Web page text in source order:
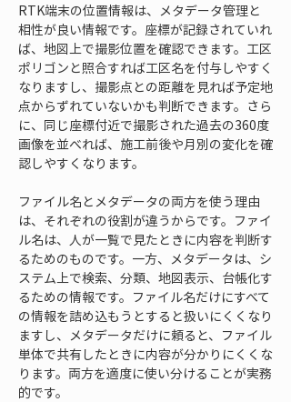
RTK端末の位置情報は、メタデータ管理と
相性が良い情報です。座標が記録されていれ
ば、地図上で撮影位置を確認できます。工区
ポリゴンと照合すれば工区名を付与しやすく
なりますし、撮影点との距離を見れば予定地
点からずれていないかも判断できます。さら
に、同じ座標付近で撮影された過去の360度
画像を並べれば、施工前後や月別の変化を確
認しやすくなります。
ファイル名とメタデータの両方を使う理由
は、それぞれの役割が違うからです。ファイ
ル名は、人が一覧で見たときに内容を判断す
るためのものです。一方、メタデータは、シ
ステム上で検索、分類、地図表示、台帳化す
るための情報です。ファイル名だけにすべて
の情報を詰め込もうとすると扱いにくくなり
ますし、メタデータだけに頼ると、ファイル
単体で共有したときに内容が分かりにくくな
ります。両方を適度に使い分けることが実務
的です。